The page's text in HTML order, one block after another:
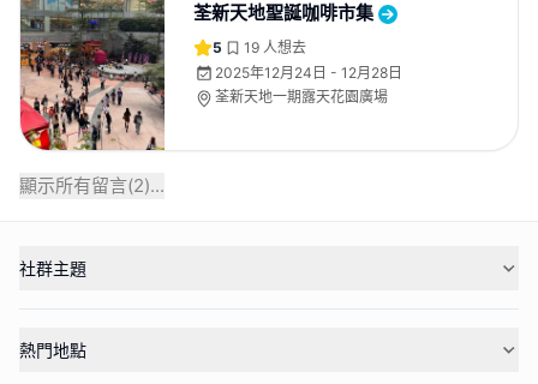
荃新天地聖誕咖啡市集
5 19 人想去
2025年12月24日 - 12月28日
荃新天地一期露天花園廣場
顯示所有留言(2)...
社群主題
熱門地點